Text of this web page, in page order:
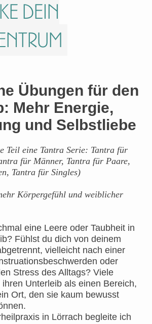
dein
Übungen für den
Mehr Energie,
und Selbstliebe
Teil eine Tantra Serie: Tantra für
für Männer, Tantra für Paare,
Tantra für Singles)
Körpergefühl und weiblicher
eine Leere oder Taubheit in
Fühlst du dich von deinem
vielleicht nach einer
oder
Stress des Alltags? Viele
Unterleib als einen Bereich,
Ort, den sie kaum bewusst
in Lörrach begleite ich